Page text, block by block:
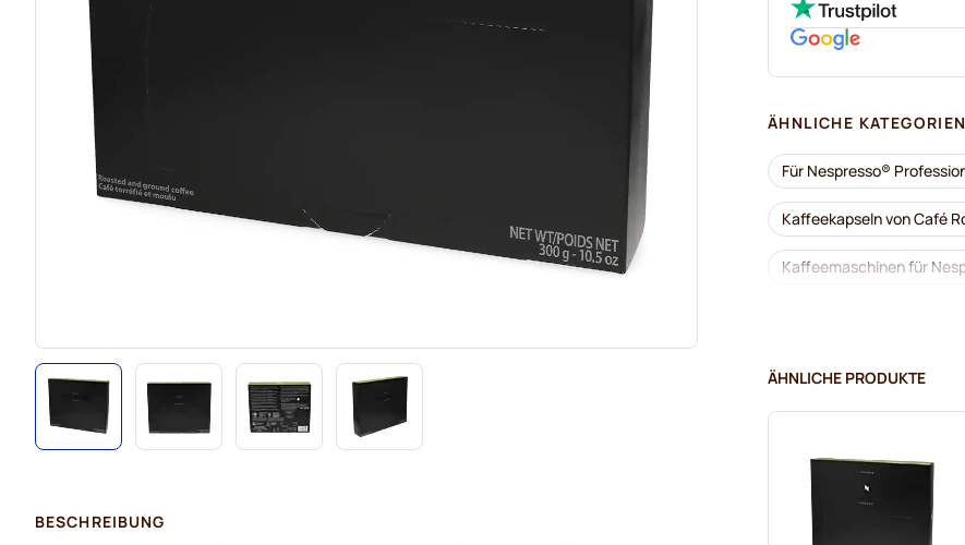
ÄHNLICHE KATEGORIEN
Für Nespresso®
Kaffeekapseln von Café
Kaffeemaschinen für
Zubehör für Nespresso®
Kapseln von Gimoka für
Kaffekapslen für
ÄHNLICHE PRODUKTE
BESCHREIBUNG